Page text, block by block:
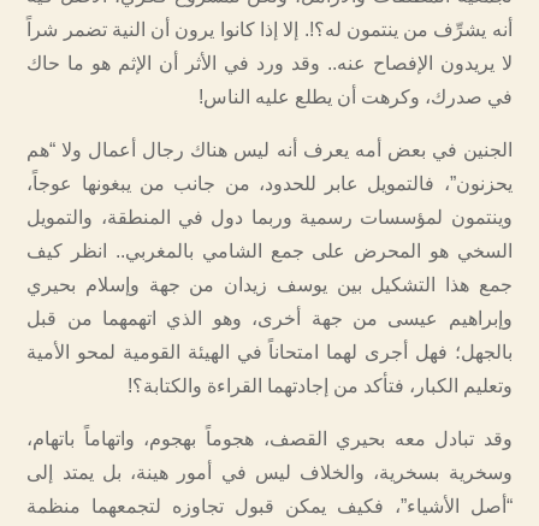
أنه يشرِّف من ينتمون له؟!. إلا إذا كانوا يرون أن النية تضمر شراً
لا يريدون الإفصاح عنه.. وقد ورد في الأثر أن الإثم هو ما حاك
في صدرك، وكرهت أن يطلع عليه الناس!
الجنين في بعض أمه يعرف أنه ليس هناك رجال أعمال ولا “هم
يحزنون”، فالتمويل عابر للحدود، من جانب من يبغونها عوجاً،
وينتمون لمؤسسات رسمية وربما دول في المنطقة، والتمويل
السخي هو المحرض على جمع الشامي بالمغربي.. انظر كيف
جمع هذا التشكيل بين يوسف زيدان من جهة وإسلام بحيري
وإبراهيم عيسى من جهة أخرى، وهو الذي اتهمهما من قبل
بالجهل؛ فهل أجرى لهما امتحاناً في الهيئة القومية لمحو الأمية
وتعليم الكبار، فتأكد من إجادتهما القراءة والكتابة؟!
وقد تبادل معه بحيري القصف، هجوماً بهجوم، واتهاماً باتهام،
وسخرية بسخرية، والخلاف ليس في أمور هينة، بل يمتد إلى
“أصل الأشياء”، فكيف يمكن قبول تجاوزه لتجمعهما منظمة